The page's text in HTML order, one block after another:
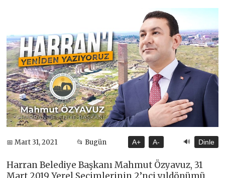
📅 Mart 31, 2021 📂 Bugün A+ A- 🔊 Dinle
Harran Belediye Başkanı Mahmut Özyavuz, 31